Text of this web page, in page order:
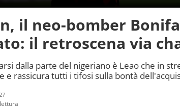
il neo-bomber
il retroscena via
dalla parte del nigeriano è Leao che in
e rassicura tutti i tifosi sulla bontà